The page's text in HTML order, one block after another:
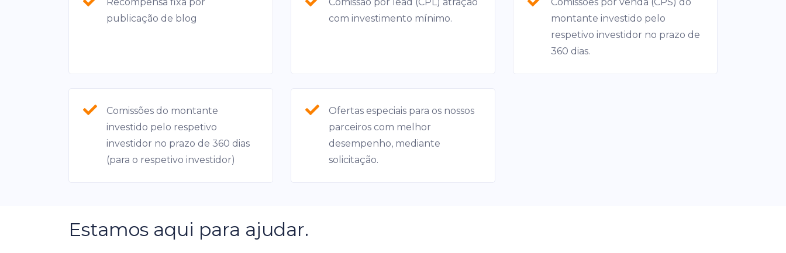
publicação de blog
com investimento mínimo.
montante investido pelo
respetivo investidor no prazo de
360 dias.
Comissões do montante
investido pelo respetivo
investidor no prazo de 360 dias
(para o respetivo investidor)
Ofertas especiais para os nossos
parceiros com melhor
desempenho, mediante
solicitação.
Estamos aqui para ajudar.